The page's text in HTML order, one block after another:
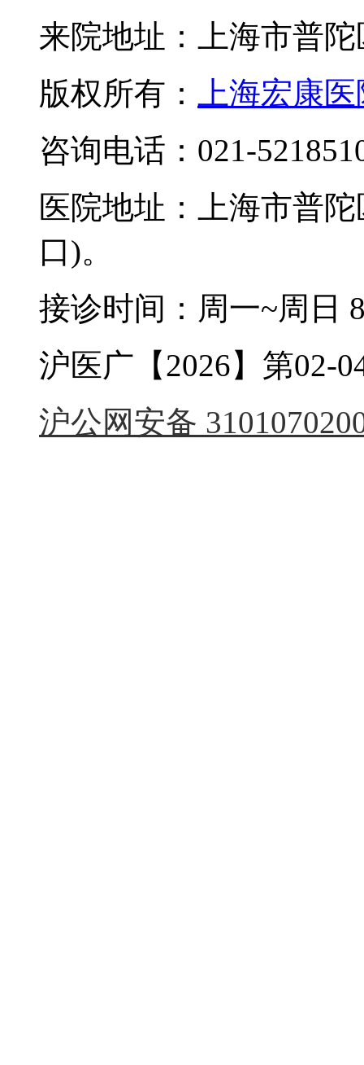
来院地址：上海市普
版权所有：
上海宏康
咨询电话：021-
医院地址：上海市普
口)。
接诊时间：周一~周日
沪医广【2026】第02-
沪公网安备